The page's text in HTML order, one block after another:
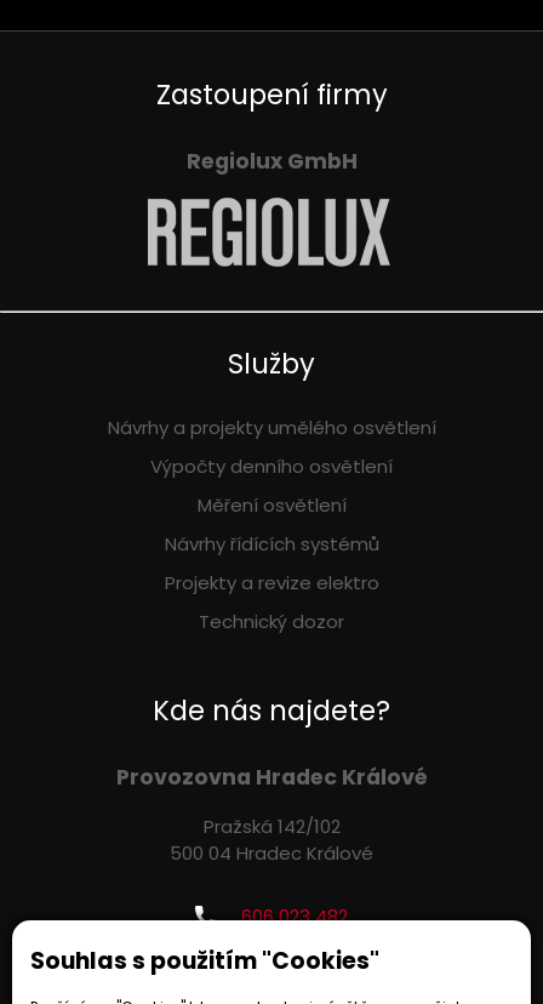
Souhlas s použitím "Cookies"
Zastoupení firmy
Regiolux GmbH
Služby
Návrhy a projekty umělého osvětlení
Výpočty denního osvětlení
Měření osvětlení
Návrhy řídících systémů
Projekty a revize elektro
Technický dozor
Kde nás najdete?
Provozovna Hradec Králové
Pražská 142/102
500 04 Hradec Králové
606 023 482
info@artlite.cz